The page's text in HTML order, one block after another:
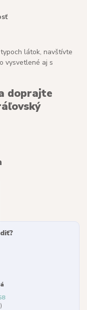
látok, navštívte
vysvetlené aj s
doprajte